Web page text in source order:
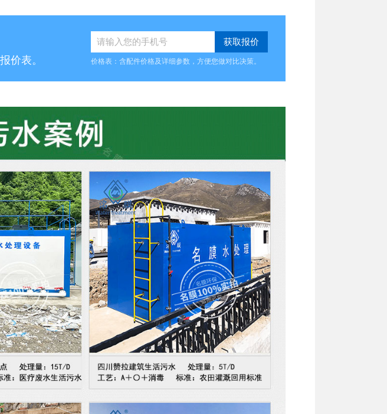
价表。
价格表：含配件价格及详细参数，方便您做对比决策。